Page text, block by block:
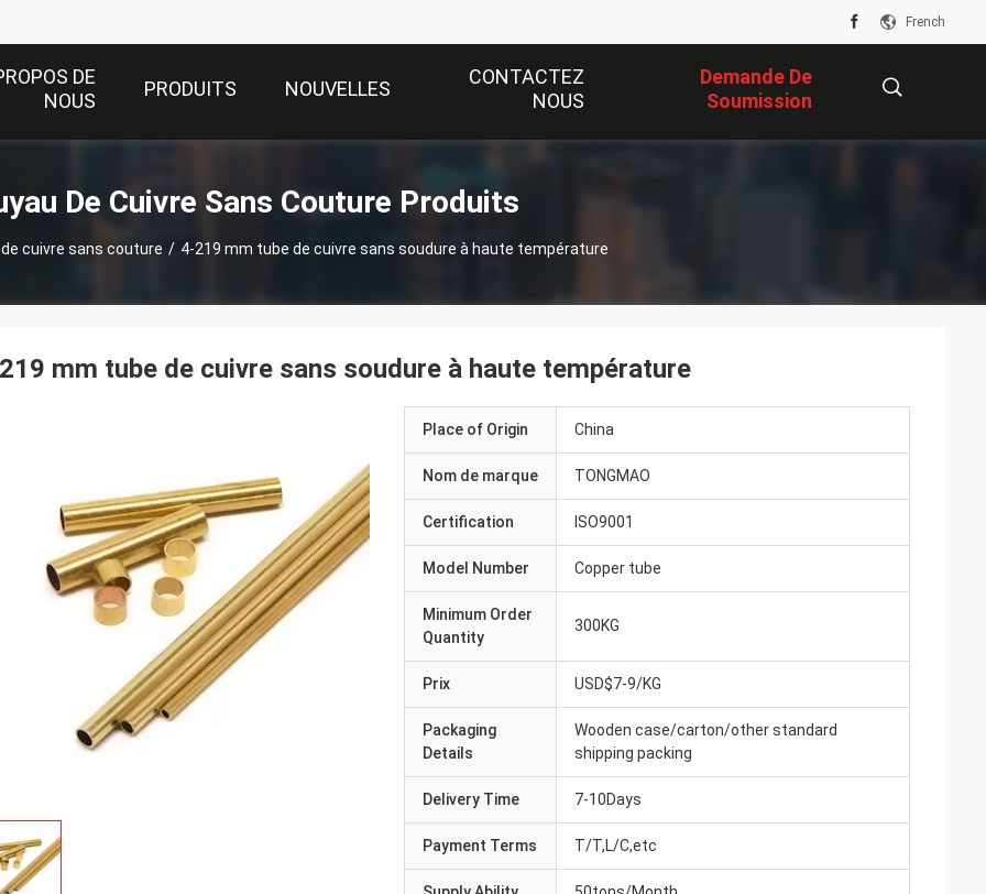
French
DE
NOUS
PRODUITS NOUVELLES
CONTACTEZ
NOUS
Demande De
Soumission
De Cuivre Sans Couture Produits
cuivre sans couture / 4-219 mm tube de cuivre sans soudure à haute température
mm tube de cuivre sans soudure à haute température
Place of Origin China
Nom de marque TONGMAO
Certification ISO9001
Model Number Copper tube
Minimum Order
Quantity
300KG
Prix USD$7-9/KG
Packaging
Details
Wooden case/carton/other standard
shipping packing
Delivery Time 7-10Days
Payment Terms T/T,L/C,etc